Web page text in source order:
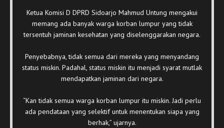
Ketua Komisi D DPRD Sidoarjo Mahmud Untung mengakui
memang ada banyak warga korban lumpur yang tidak
tersentuh jaminan kesehatan yang diselenggarakan negara.
Penyebabnya, tidak semua dari mereka yang menyandang
status miskin. Padahal, status miskin itu menjadi syarat mutlak
mendapatkan jaminan dari negara.
“Kan tidak semua warga korban lumpur itu miskin. Jadi perlu
ada pendataan yang selektif untuk menentukan siapa yang
berhak,” ujarnya.